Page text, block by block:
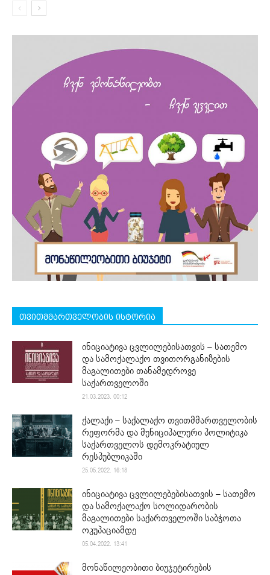
თვითმმართველობის ისტორია
ინიციატივა ცვლილებისათვის – სათემო
და სამოქალაქო თვითორგანიზების
მაგალითები თანამედროვე
საქართველოში
21.03.2023. 00:12
ქალაქი – საქალაქო თვითმმართველობის
რეფორმა და მუნიციპალური პოლიტიკა
საქართველოს დემოკრატიულ
რესპუბლიკაში
25.05.2022. 16:18
ინიციატივა ცვლილებებისათვის – სათემო
და სამოქალაქო სოლიდარობის
მაგალითები საქართველოში საბჭოთა
ოკუპაციამდე
05.04.2022. 13:41
მონაწილეობითი ბიუჯეტირების